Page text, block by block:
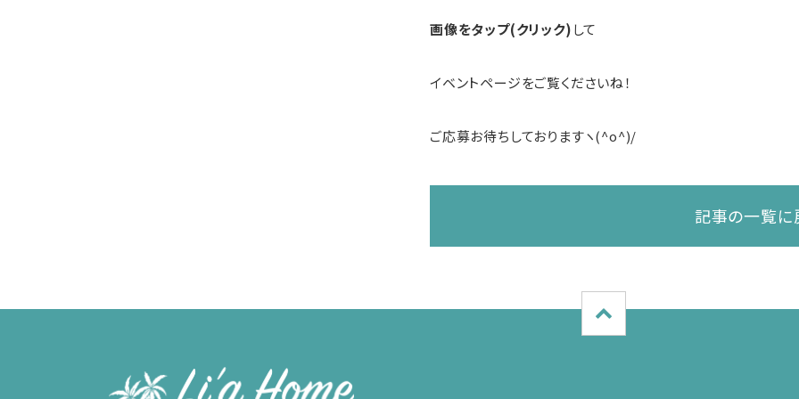
画像をタップ(クリック)して
イベントページをご覧くださいね！
ご応募お待ちしておりますヽ(^o^)/
記事の一覧に